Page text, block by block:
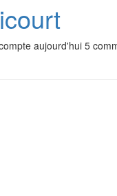
aujourd'hui 5